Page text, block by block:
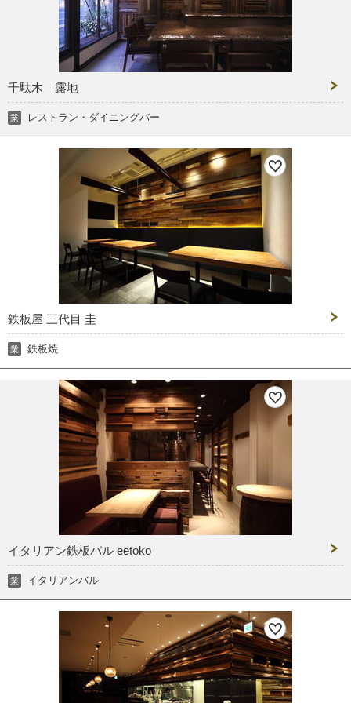
千駄木 露地
業 レストラン・ダイニングバー
鉄板屋 三代目 圭
業 鉄板焼
イタリアン鉄板バル eetoko
業 イタリアンバル